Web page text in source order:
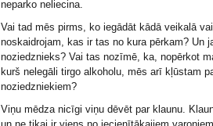
neparko neliecina.
Vai tad mēs pirms, ko iegādāt kādā veikalā
noskaidrojam, kas ir tas no kura pērkam? Un
noziedznieks? Vai tas nozīmē, ka, nopērkot
kurš nelegāli tirgo alkoholu, mēs arī kļūstam
noziedzniekiem?
Viņu mēdza nicīgi viņu dēvēt par klaunu.